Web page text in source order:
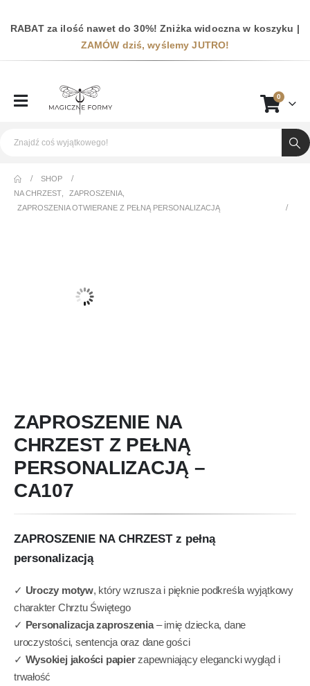
RABAT za ilość nawet do 30%! Zniżka widoczna w koszyku |
ZAMÓW dziś, wyślemy JUTRO!
0
SHOP
NA CHRZEST
ZAPROSZENIA
ZAPROSZENIA OTWIERANE Z PEŁNĄ PERSONALIZACJĄ
ZAPROSZENIE NA
CHRZEST Z PEŁNĄ
PERSONALIZACJĄ –
CA107
ZAPROSZENIE NA CHRZEST z pełną
personalizacją
✓ Uroczy motyw, który wzrusza i pięknie podkreśla wyjątkowy
charakter Chrztu Świętego
✓
Personalizacja zaproszenia– imię dziecka, dane
uroczystości, sentencja oraz dane gości
✓ Wysokiej jakości papierzapewniający elegancki wygląd i
trwałość